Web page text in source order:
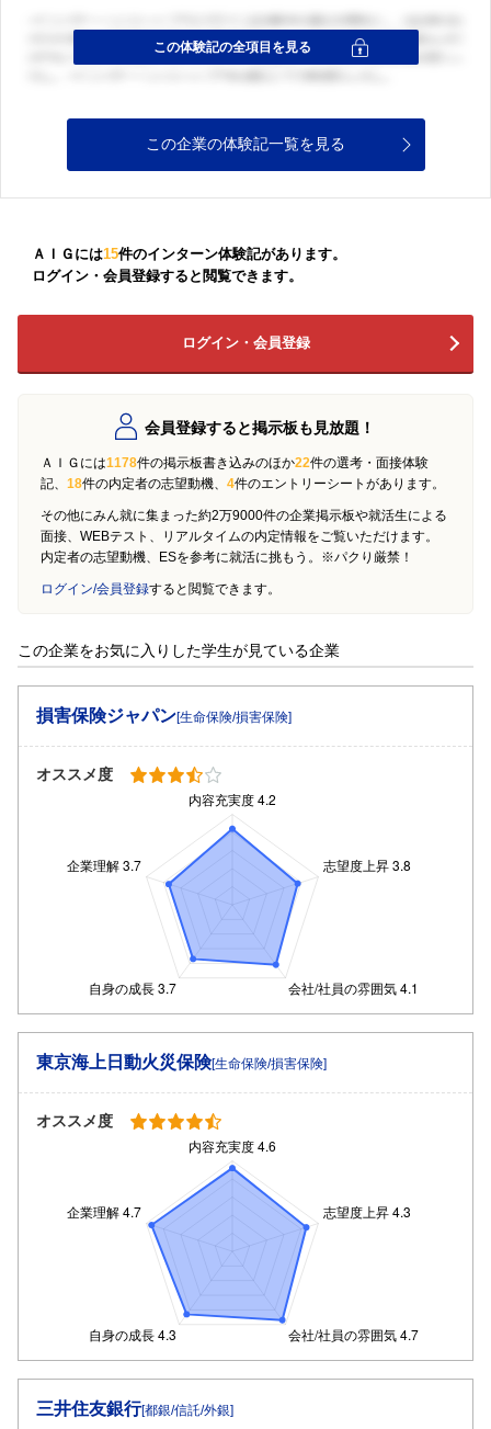
この企業の体験記一覧を見る
ＡＩＧには15件のインターン体験記があります。
ログイン・会員登録すると閲覧できます。
ログイン・会員登録
会員登録すると掲示板も見放題！
ＡＩＧには1178件の掲示板書き込みのほか22件の選考・面接体験
記、 18件の内定者の志望動機、 4件のエントリーシートがあります。
その他にみん就に集まった約2万9000件の企業掲示板や就活生による
面接、WEBテスト、リアルタイムの内定情報をご覧いただけます。
内定者の志望動機、ESを参考に就活に挑もう。※パクり厳禁！
ログイン/会員登録すると閲覧できます。
この企業をお気に入りした学生が見ている企業
損害保険ジャパン[生命保険/損害保険]
オススメ度
東京海上日動火災保険[生命保険/損害保険]
オススメ度
三井住友銀行[都銀/信託/外銀]